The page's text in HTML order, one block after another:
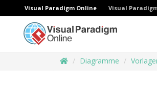
Visual Paradigm Online Visual
Diagramme